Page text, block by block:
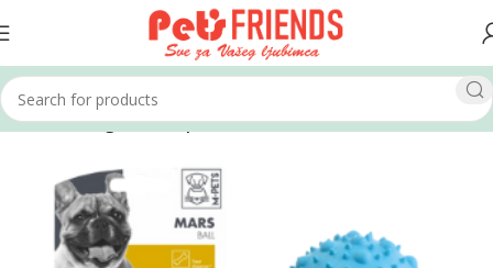
Home Psi Igračke za pse